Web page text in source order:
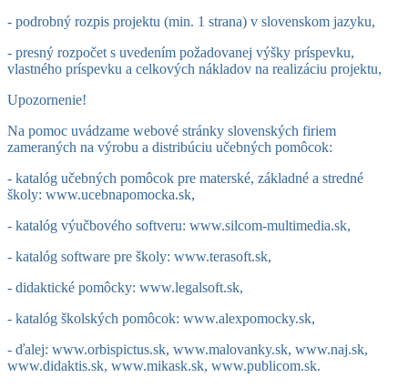
- podrobný rozpis projektu (min. 1 strana) v slovenskom jazyku,
- presný rozpočet s uvedením požadovanej výšky príspevku,
vlastného príspevku a celkových nákladov na realizáciu projektu,
Upozornenie!
Na pomoc uvádzame webové stránky slovenských firiem
zameraných na výrobu a distribúciu učebných pomôcok:
- katalóg učebných pomôcok pre materské, základné a stredné
školy: www.ucebnapomocka.sk,
- katalóg výučbového softveru: www.silcom-multimedia.sk,
- katalóg software pre školy: www.terasoft.sk,
- didaktické pomôcky: www.legalsoft.sk,
- katalóg školských pomôcok: www.alexpomocky.sk,
- ďalej: www.orbispictus.sk, www.malovanky.sk, www.naj.sk,
www.didaktis.sk, www.mikask.sk, www.publicom.sk.